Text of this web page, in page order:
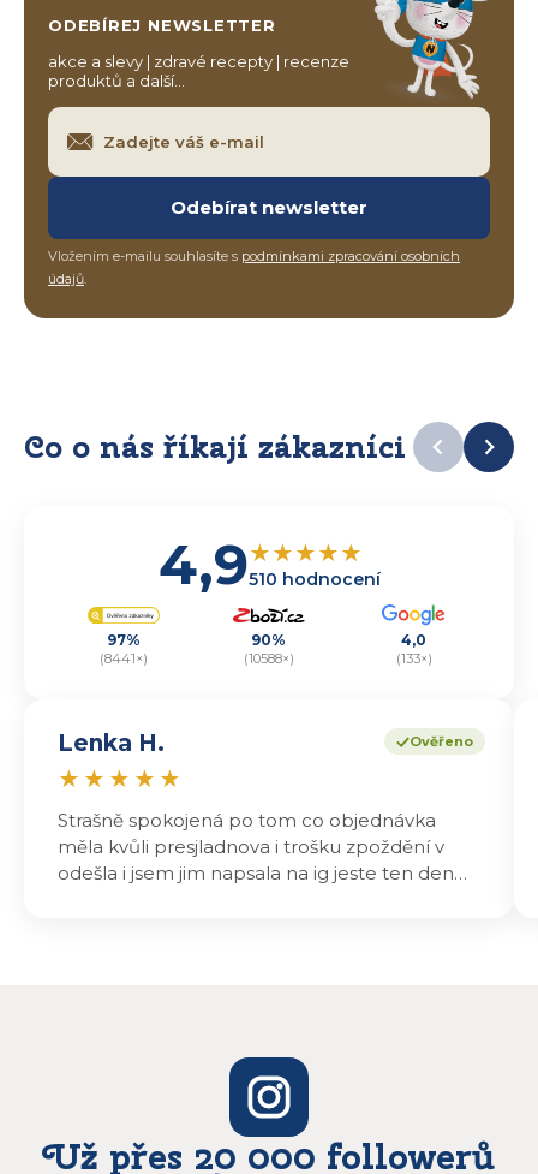
ODEBÍREJ NEWSLETTER
akce a slevy | zdravé recepty | recenze
produktů a další…
Odebírat newsletter
Vložením e-mailu souhlasíte s podmínkami zpracování osobních
údajů.
Co o nás říkají zákazníci
4,9★★★★★
510 hodnocení
97%
(8441×)
90%
(10588×)
4,0
(133×)
Ověřeno
Lenka H.
★ ★ ★ ★ ★
Strašně spokojená po tom co objednávka
měla kvůli presjladnova i trošku zpoždění v
odešla i jsem jim napsala na ig jeste ten den
Už přes 20 000 followerů